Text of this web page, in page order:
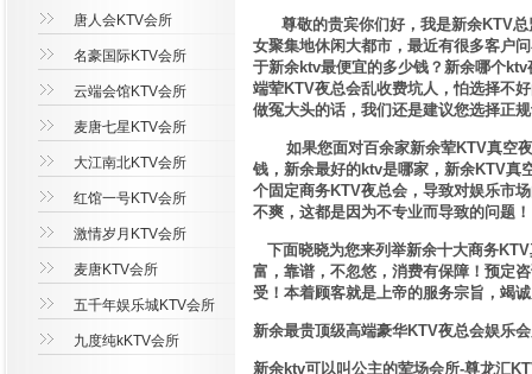
唐人会KTV会所
名豪国际KTV会所
云端会馆KTV会所
麦唐七星KTV会所
大江南北KTV会所
红馆一号KTV会所
激情岁月KTV会所
麦唐KTV会所
五千年娱乐城KTV会所
九度纯kKTV会所
尊敬的贵宾你们好，我是新余KTV总
女聚集地休闲大都市，最近有很多客户
于新余ktv最便宜的多少钱？新余哪个
端荤KTV夜总会乱收费坑人，怕选择不
做冤大头的话，我们还是建议您选择正
如果您面对百余家新余荤KTV真空夜
钱，新余最好的ktv是哪家，新余KTV真
个固定商务KTV夜总会，导致对娱乐市
不爽，这都是因为不专业而导致的问题！
下面晓晓为您来列举新余十大商务
富，靠谱，不忽悠，消费有保障！预定
受！本着顾客就是上帝的服务宗旨，竭
新余最贵顶级高端豪华KTV夜总会娱乐
新余ktv可以叫公主的荤场会所-尊龙汇